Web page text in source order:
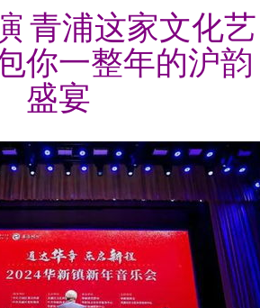
青浦这家文化艺
你一整年的沪韵
盛宴